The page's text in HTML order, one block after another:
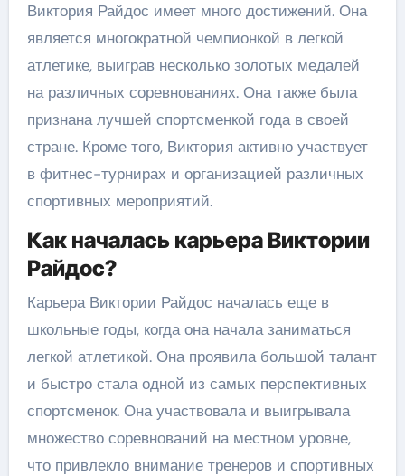
Виктория Райдос имеет много достижений. Она
является многократной чемпионкой в легкой
атлетике, выиграв несколько золотых медалей
на различных соревнованиях. Она также была
признана лучшей спортсменкой года в своей
стране. Кроме того, Виктория активно участвует
в фитнес-турнирах и организацией различных
спортивных мероприятий.
Как началась карьера Виктории
Райдос?
Карьера Виктории Райдос началась еще в
школьные годы, когда она начала заниматься
легкой атлетикой. Она проявила большой талант
и быстро стала одной из самых перспективных
спортсменок. Она участвовала и выигрывала
множество соревнований на местном уровне,
что привлекло внимание тренеров и спортивных